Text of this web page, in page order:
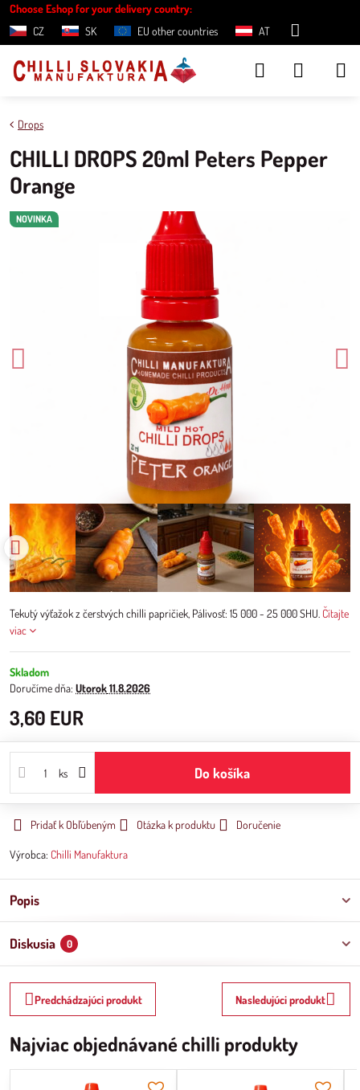
Choose Eshop for your delivery country:
CZ
SK EU other countries AT
NOVINKA
Drops
CHILLI DROPS 20ml Peters Pepper
Orange
Tekutý výťažok z čerstvých chilli papričiek, Pálivosť: 15 000 - 25 000 SHU. Čítajte
viac
Skladom
Doručíme dňa: Utorok11.8.2026
3,60 EUR
ks Do košíka
Pridať k Obľúbeným Otázka k produktu Doručenie
Výrobca: Chilli Manufaktura
Popis
Diskusia 0
Predchádzajúci produkt Nasledujúci produkt
Najviac objednávané chilli produkty